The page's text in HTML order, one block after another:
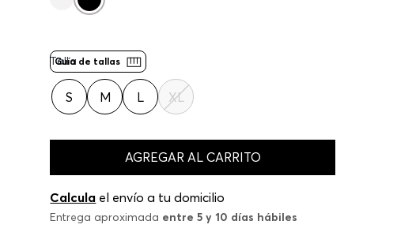
Guía de tallas
Talla
S M L XL
AGREGAR AL CARRITO
Calcula el envío a tu domicilio
Entrega aproximada entre 5 y 10 días hábiles